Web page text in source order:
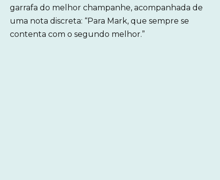
garrafa do melhor champanhe, acompanhada de
uma nota discreta: “Para Mark, que sempre se
contenta com o segundo melhor.”